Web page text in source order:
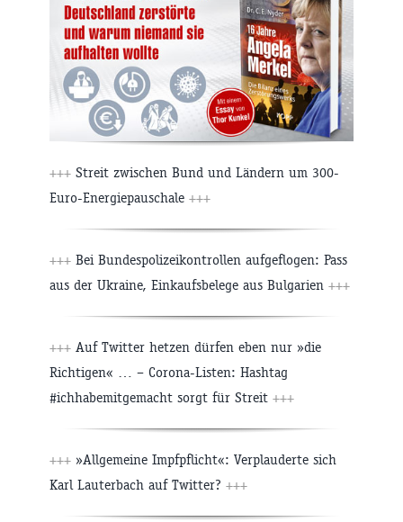
+++ Streit zwischen Bund und Ländern um 300-
Euro-Energiepauschale +++
+++ Bei Bundespolizeikontrollen aufgeflogen: Pass
aus der Ukraine, Einkaufsbelege aus Bulgarien +++
+++ Auf Twitter hetzen dürfen eben nur »die
Richtigen« … – Corona-Listen: Hashtag
#ichhabemitgemacht sorgt für Streit +++
+++ »Allgemeine Impfpflicht«: Verplauderte sich
Karl Lauterbach auf Twitter? +++